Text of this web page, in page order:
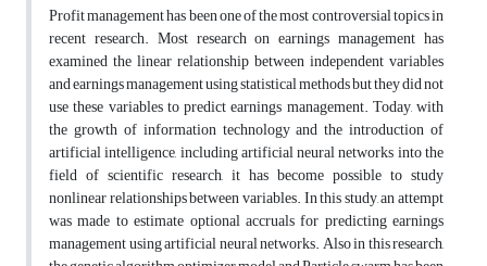
Profit management has been one of the most controversial topics in
recent research. Most research on earnings management has
examined the linear relationship between independent variables
and earnings management using statistical methods but they did not
use these variables to predict earnings management. Today, with
the growth of information technology and the introduction of
artificial intelligence, including artificial neural networks into the
field of scientific research, it has become possible to study
nonlinear relationships between variables. In this study, an attempt
was made to estimate optional accruals for predicting earnings
management using artificial neural networks. Also in this research,